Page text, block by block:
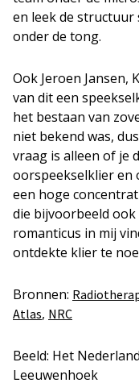
en leek de structuur
onder de tong.
Ook Jeroen Jansen,
van dit een
het bestaan van
niet bekend was,
vraag is alleen of je
oorspeekselklier en
een hoge
die bijvoorbeeld
romanticus in mij
ontdekte klier te
Bronnen:
Atlas, NRC
Beeld: Het
Leeuwenhoek